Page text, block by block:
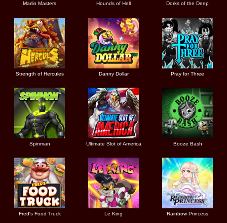
Marlin Masters Hounds of Hell Dorks of the Deep
Strength of Hercules Danny Dollar Pray for Three
Spinman Ultimate Slot of America Booze Bash
Fred's Food Truck Le King Rainbow Princess